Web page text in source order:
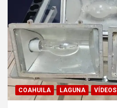
COAHUILA LAGUNA VÍDEOS